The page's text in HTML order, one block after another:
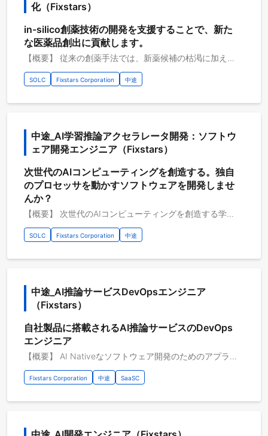
化（Fixstars）
in-silico創薬技術の開発を支援することで、新た
な医薬品創出に貢献します。
【概要】 従来の創薬手法では、新薬候補の枯渇に加え、上市までの期間とコストの増大が喫緊の課題となっています。 こうした状況に対し、AI（人工知能）と分子シミュレーションを高度に活用することで、創薬研究における時間とコストを大幅に削減し、新薬開発の成功率向上への貢献が強く求められています。 私たちは、最新鋭のGPUやスーパーコンピュータを用いた最先端のin silico創薬の導入にソフトウェアエンジニアとして参画することで、これらの課題解決を力強く支援してまいります。 お客様とともに創薬向けソフトウェア開発を行います。 研究開発からリリースまでの間、性能のよいアルゴリズム開発から特定ハードウェア向け高速化まで行います。 【具体的な職務内容】 ・小規模チームのチームメンバーまたはリーダー ・特定マシン向けのソフトウェア改善 ・ソースコード・動作マシンへの深い理解 ・最新技術の継続的な学習・知識更新 ・専門知識を活かした顧客提案と開発主導 ・顧客技術者との連携・協働 【従事すべき業務の変更の範囲】 会社の定める業務全般 【案件例】 GPUとスーパーコンピュータでの創薬ソフトウェア高速化 【プロジェクトのやりがい】 ソフトウェアエンジニア文化の組織の中で、HPC分野の様々な創薬関連開発ができること。お客様の技術者に頼りにされること。 自らの提案を通して目標性能を達成する達成感。 【開発環境】 お客様の開発環境に応じて変化します。 ・OS：Linux ・開発言語：C++, CUDA C++, Python ・開発ツール：MPI ・フレームワーク：PyTorch ・開発支援ツール：GitLab, Slack ・開発手法：アジャイル ・クラウドプラットフォーム：AWS, GCP ・開発内容タイプ：B2B
SOLC Fixstars Corporation 中途
中途_AI学習推論アクセラレータ開発：ソフトウ
ェア開発エンジニア（Fixstars）
次世代のAIコンピューティングを創造する。独自
のプロセッサを動かすソフトウェアを開発しませ
んか？
【概要】 次世代のAIコンピューティングを創造する学習推論両用AIアクセラレータ開発プロジェクト フィックスターズでは、学習と推論の両方を劇的に高速化する、独自のAIアクセラレータ（プロセッサ）の開発に携わっています。 本ポジションのミッションは、この革新的なハードウェアの性能を最大限に引き出し、 あらゆるAI開発者がシームレスに利用できるソフトウェア基盤（コンパイラ、ドライバ、ライブラリ等）を構築することです。 ソフトウェアの力で、AI技術の進化を根底から支える、非常にチャレンジングでやりがいのある仕事です。 【具体的な職務内容】 ソフトウェア・ハードウェア協調設計: ・ソフトウェア（特にコンパイラやランタイム・ドライバ）の観点から、AIアクセラレータのアーキテクチャや命令セット（ISA）の仕様検討に参画 ・ハードウェアチームと密に連携し、性能を最大化するための機能や要件を提案 ランタイム・ドライバの開発: ・ホストCPUとAIアクセラレータ間の通信を制御するデバイスドライバの設計・開発 ・計算リソースの管理や実行スケジューリングを行うランタイムライブラリの設計・開発 ・AIアクセラレータ内部ファームウェアの設計・開発 SDK・開発者向けツールの開発: ・開発者がアクセラレータを容易に利用するためのSDK（API、ライブラリ）の設計・開発 ・パフォーマンスプロファイラ、デバッガ、シミュレータなど、開発エコシステムを支えるツールの構築 【従事すべき業務の変更の範囲】 会社の定める業務全般 【プロジェクトのやりがい】 ・最先端技術への挑戦: まだ世の中にない独自のAIアクセラレータを動かすという、他に類を見ない技術的な挑戦ができます ・フルスタックな経験: アプリケーション層からドライバ、ハードウェアに近い部分まで、AIの計算スタック全体に深く関われます。特に、ソフトウェアの観点からハードウェアの仕様策定に影響を与えられる、貴重な経験を積むことができます ・大きな裁量: プロジェクトはまだ初期段階であり、アーキテクチャ設計など、裁量を持って中心的な役割を担うことができます ・社会へのインパクト: AIの発展を加速させる基盤技術を創り出すことで、社会全体に大きなインパクトを与えることができます 【開発環境】 開発環境：C・C++・Python3 その他開発環境：Linux 開発支援ツール：Git・GitLab 開発手法：チケット駆動＋スクラム開発 開発内容タイプ：B2B・AI・制御・組み込み・ライブラリ開発・ドライバ開発・実機シミュレータ開発 インフラ管理：Docker AI：PyTorch・ONNX
SOLC Fixstars Corporation 中途
中途_AI推論サービスDevOpsエンジニア
（Fixstars）
自社製品に搭載されるAI推論サービスのDevOps
エンジニア
【概要】 AI Nativeなソフトウェア開発のためのアプライアンス製品、Fixstars Vegaの開発エンジニア https://www.fixstars.com/ja/products-services/vega 最先端のオープンLLMの推論サービスを支える各種ソフトウェアコンポーネントの開発およびサービス運用を行っていただきます。 管理機能、推論基盤、オーケストレーション、可観測技術等、幅広い技術領域での開発業務に携わります。 開発したコンポーネントは自社製品であるFixstars Vegaの中核を担い、パッケージング、デリバリーから運用まで、ワンチームでのオペレーションを行います。 【具体的な職務内容】 下記の範囲から、まずは自身の得意分野から始め、成果を出しながら業務を通して対応領域を拡大していただきます ・多種多様なGPUサーバから構成されるクラスタの構築・管理 ・LLM推論基盤の構築 ・各種MCPサーバの開発と運用 ・認証/認可・ガードレール等のエンタープライズ向け機能の設計と開発 ・自社構築のハーネスをレバレッジするためのサービスの設計と開発 ・パッケージング・ドキュメンテーション・テストや各種CI/CDの保守 【従事すべき業務の変更の範囲】 会社の定める業務全般 【プロジェクトのやりがい】 ・最先端の大規模オープンモデルを実際にデプロイし、いち早く検証することができる ・最新世代のGPUクラスタを構築・運用することができる ・さまざまな低レイヤ技術に基づく最適化技術を一般化、再構成することができる ・ベンダー中立であるため、多種多様で最新の技術・ソフトウェア・ハードウェアを扱うことができる ・「高速化」のエキスパート集団の一員となり、共に成長できる環境で働くことができる 【開発環境】 開発環境：Ubuntu・Python3・C/C++ 開発支援ツール：最先端のAIモデル・Git・GitLab・Docker・Slack 開発内容タイプ：B2B・リサーチ
Fixstars Corporation 中途 SaaSC